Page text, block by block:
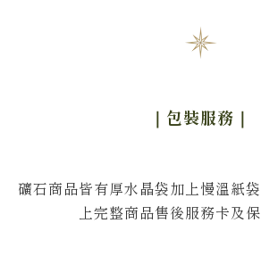
｜包裝服務 ｜
礦石商品皆有厚水晶袋加上慢溫紙
上完整商品售後服務卡及保